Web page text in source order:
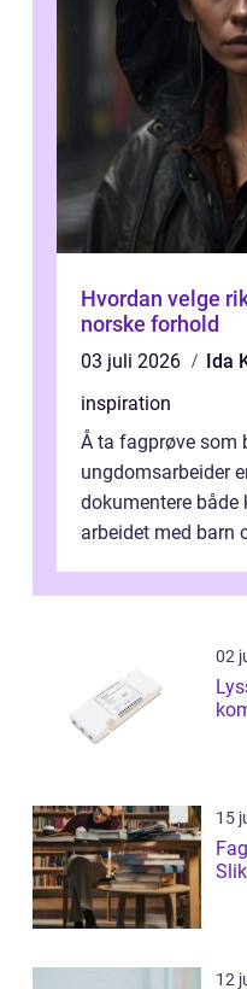
Hvordan velge
norske forhold
03 juli 2026
Ida
inspiration
Å ta fagprøve som
ungdomsarbeider
dokumentere både
arbeidet med barn
02
Lysstyring
15
12